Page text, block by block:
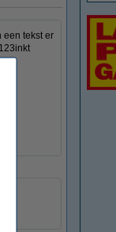
een tekst er